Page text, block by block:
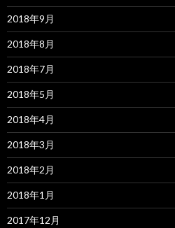
2018年9月
2018年8月
2018年7月
2018年5月
2018年4月
2018年3月
2018年2月
2018年1月
2017年12月